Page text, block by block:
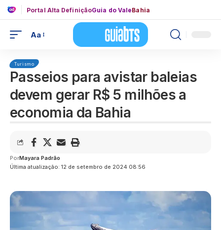
Portal Alta DefiniçãoGuia do ValeBahia
Aa
Turismo
Passeios para avistar baleias
devem gerar R$ 5 milhões a
economia da Bahia
Última atualização: 12 de setembro de 2024 08:56
PorMayara Padrão